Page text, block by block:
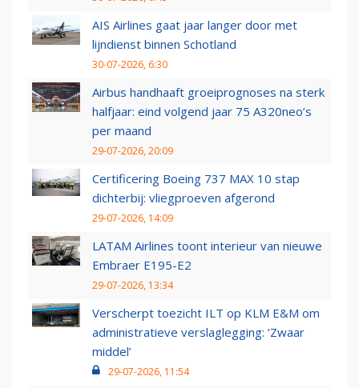
AIS Airlines gaat jaar langer door met
lijndienst binnen Schotland
30-07-2026, 6:30
Airbus handhaaft groeiprognoses na sterk
halfjaar: eind volgend jaar 75 A320neo’s
per maand
29-07-2026, 20:09
Certificering Boeing 737 MAX 10 stap
dichterbij: vliegproeven afgerond
29-07-2026, 14:09
LATAM Airlines toont interieur van nieuwe
Embraer E195-E2
29-07-2026, 13:34
Verscherpt toezicht ILT op KLM E&M om
administratieve verslaglegging: ‘Zwaar
middel’
29-07-2026, 11:54